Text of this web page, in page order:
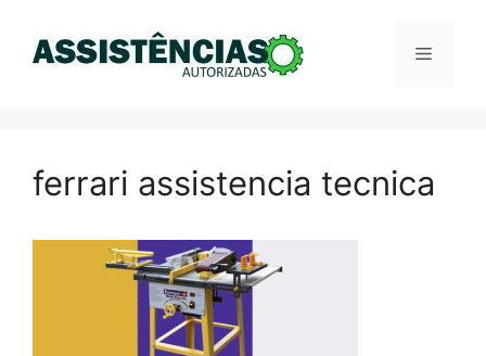
Menu
ferrari assistencia tecnica